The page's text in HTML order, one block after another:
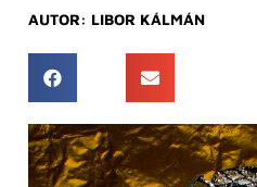
AUTOR: LIBOR KÁLMÁN